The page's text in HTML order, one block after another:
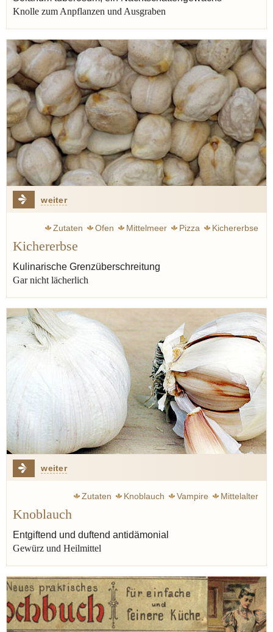
Knolle zum Anpflanzen und Ausgraben
weiter
Zutaten Ofen Mittelmeer Pizza
Kichererbse
Orient
Eintopf
Kichererbse
Kulinarische Grenzüberschreitung
Gar nicht lächerlich
weiter
Zutaten Knoblauch Vampire
Mittelalter
Aphrodisiakum
Knoblauch
Entgiftend und duftend antidämonial
Gewürz und Heilmittel